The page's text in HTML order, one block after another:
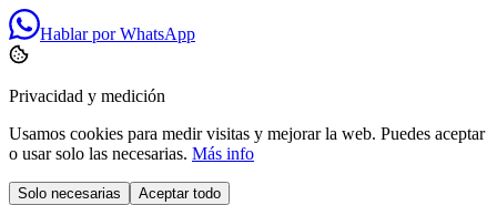
Hablar por WhatsApp
Privacidad y medición
Usamos cookies para medir visitas y mejorar la web. Puedes aceptar
o usar solo las necesarias. Más info
Solo necesarias Aceptar todo